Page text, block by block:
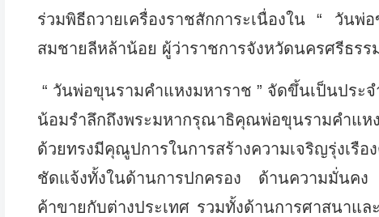
ร่วมพิธีถวายเครื่องราชสักการะเนื่องใน “ วัน
สมชายลีหล้าน้อย ผู้ว่าราชการจังหวัดนครศรีธรร
“ วันพ่อขุนรามคำแหงมหาราช ” จัดขึ้นเป็นประ
น้อมรำลึกถึงพระมหากรุณาธิคุณพ่อขุนรามคำแ
ด้วยทรงมีคุณูปการในการสร้างความเจริญรุ่งเ
ชัดแจ้งทั้งในด้านการปกครอง ด้านความมั่นค
ค้าขายกับต่างประเทศ รวมทั้งด้านการศาสนาแ